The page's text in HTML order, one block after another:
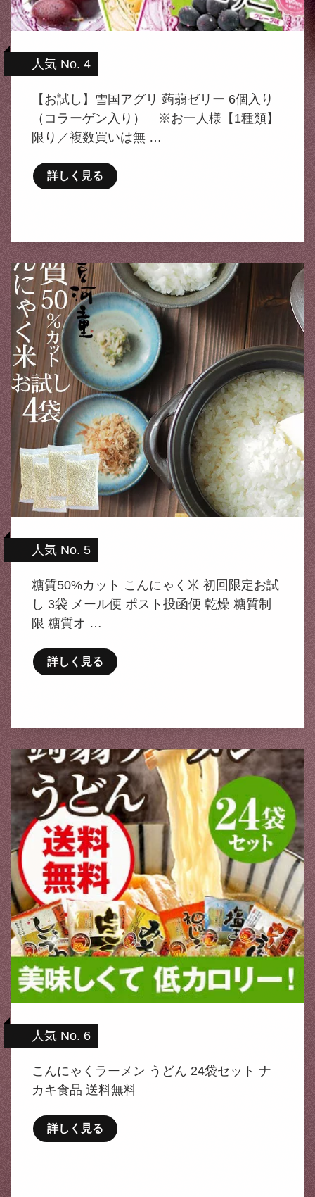
人気 No. 4
【お試し】雪国アグリ 蒟蒻ゼリー 6個入り
（コラーゲン入り） ※お一人様【1種類】
限り／複数買いは無 …
詳しく見る
人気 No. 5
糖質50%カット こんにゃく米 初回限定お試
し 3袋 メール便 ポスト投函便 乾燥 糖質制
限 糖質オ …
詳しく見る
人気 No. 6
こんにゃくラーメン うどん 24袋セット ナ
カキ食品 送料無料
詳しく見る